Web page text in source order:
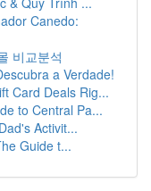
Canedo:
비교분석
a Verdade!
Card Deals Rig...
to Central Pa...
Activit...
Guide t...